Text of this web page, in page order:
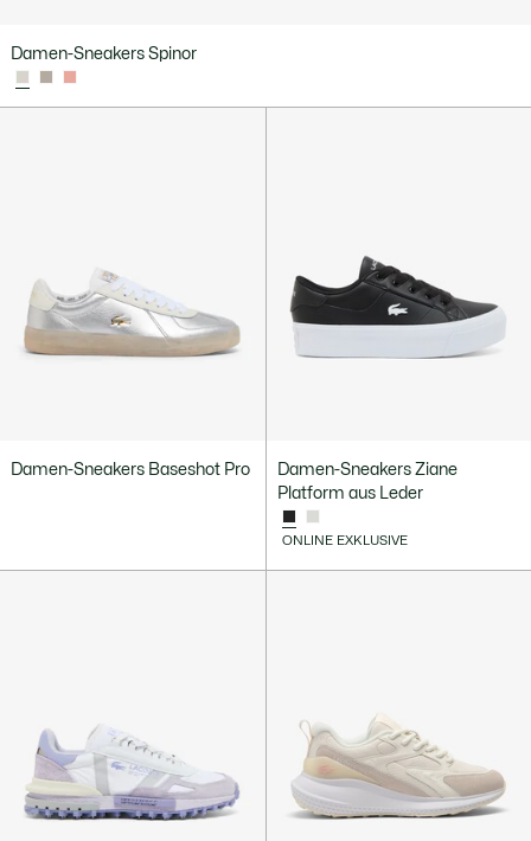
Damen-Sneakers Spinor
Damen-Sneakers Baseshot Pro
Damen-Sneakers Ziane
Platform aus Leder
ONLINE EXKLUSIVE